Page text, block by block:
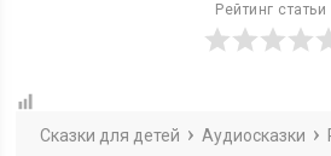
Рейтинг статьи
Сказки для детей Аудиосказки